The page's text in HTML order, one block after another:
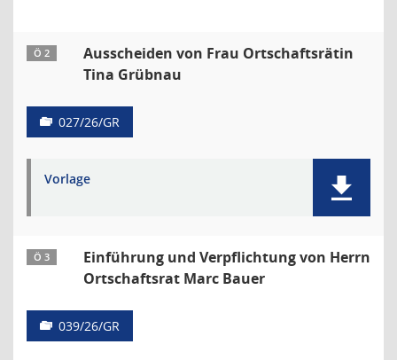
Ö 2
Ausscheiden von Frau Ortschaftsrätin
Tina Grübnau
027/26/GR
Vorlage
Ö 3
Einführung und Verpflichtung von Herrn
Ortschaftsrat Marc Bauer
039/26/GR